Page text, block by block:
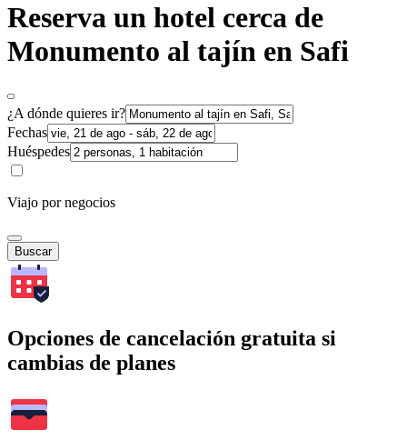
Reserva un hotel cerca de
Monumento al tajín en Safi
¿A dónde quieres ir?
Fechas
Huéspedes
Viajo por negocios
Buscar
Opciones de cancelación gratuita si
cambias de planes